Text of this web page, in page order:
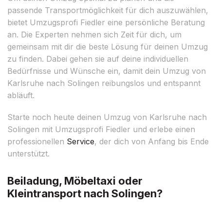
passende Transportmöglichkeit für dich auszuwählen,
bietet Umzugsprofi Fiedler eine persönliche Beratung
an. Die Experten nehmen sich Zeit für dich, um
gemeinsam mit dir die beste Lösung für deinen Umzug
zu finden. Dabei gehen sie auf deine individuellen
Bedürfnisse und Wünsche ein, damit dein Umzug von
Karlsruhe nach Solingen reibungslos und entspannt
abläuft.
Starte noch heute deinen Umzug von Karlsruhe nach
Solingen mit Umzugsprofi Fiedler und erlebe einen
professionellen Service, der dich von Anfang bis Ende
unterstützt.
Beiladung, Möbeltaxi oder
Kleintransport nach Solingen?